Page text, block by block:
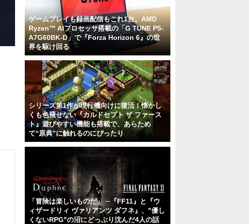
ゲームプレイも録画配信もこれ1台。AMD
Ryzen™ AIプロセッサ搭載の「G TUNE P5-
A7G60BK-D」で『Forza Horizon 6』の世
界を駆け回る
シリーズ第1作が現行機向けに復活！懐かし
くも色褪せない『カルドセプト ザ ファース
ト』遊びやすい機能も搭載で、あらため
て“原典”に触れるのにぴったり
「冒険は楽しいものだ」 ─『FF11』と『ウ
ィザードリィ ヴァリアンツ ダフネ』、"優し
くないRPG"の沼にどっぷり沈んだ4人の話